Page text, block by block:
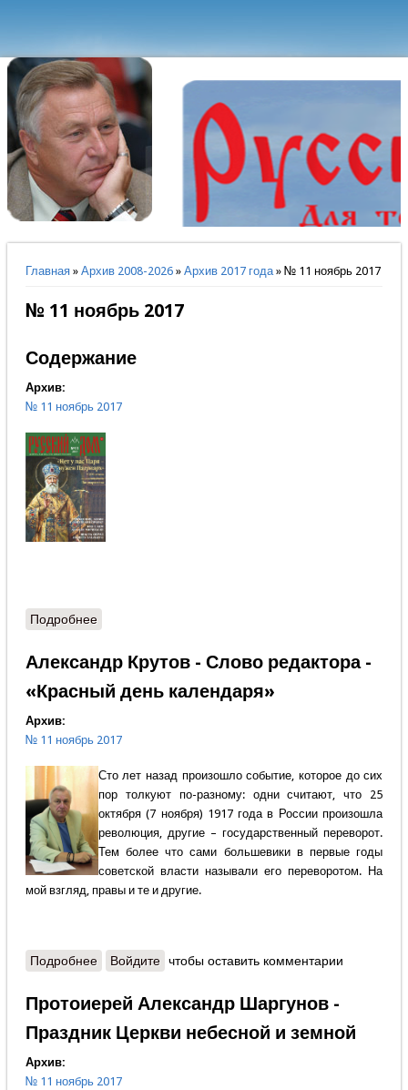
Вы здесь
Главная» Архив 2008-2026» Архив 2017 года » № 11 ноябрь 2017
№ 11 ноябрь 2017
Содержание
Архив:
№ 11 ноябрь 2017
Подробнеео Содержание
Александр Крутов - Слово редактора -
«Красный день календаря»
Архив:
№ 11 ноябрь 2017
Сто лет назад произошло событие, которое до сих
пор толкуют по-разному: одни считают, что 25
октября (7 ноября) 1917 года в России произошла
революция, другие – государственный переворот.
Тем более что сами большевики в первые годы
советской власти называли его переворотом. На
мой взгляд, правы и те и другие.
Подробнеео Александр Крутов - Слово редактора - «Красный
Войдите чтобы оставить комментарии
Протоиерей Александр Шаргунов -
Праздник Церкви небесной и земной
Архив:
№ 11 ноябрь 2017